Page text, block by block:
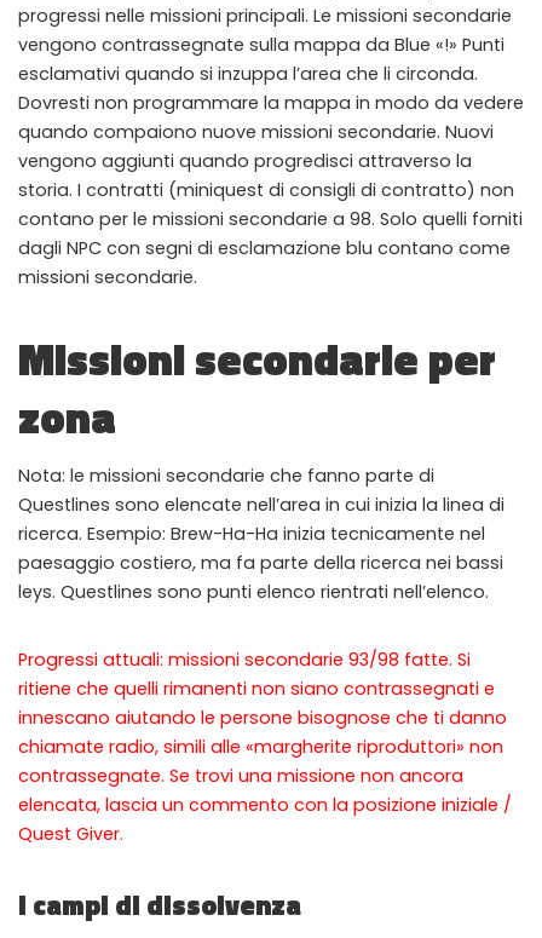
💎100% FREE to join
⚡Tricks BEFORE website
Get exclusive codes and strategies before anyone else
🎁Limited-time game codes
Temporary download keys — grab them fast, they expire
Global contests to win full Steam games & gift cards
No promotions, no junk — just pure gaming content
📲Instant Telegram Delivery
Everything arrives directly — faster than websites or email
🔒 Members-Only Content
Exclusive guides & secrets never published anywhere else
progressi nelle missioni principali. Le missioni secondarie
vengono contrassegnate sulla mappa da Blue «!» Punti
esclamativi quando si inzuppa l’area che li circonda.
Dovresti non programmare la mappa in modo da vedere
quando compaiono nuove missioni secondarie. Nuovi
vengono aggiunti quando progredisci attraverso la
storia. I contratti (miniquest di consigli di contratto) non
contano per le missioni secondarie a 98. Solo quelli forniti
dagli NPC con segni di esclamazione blu contano come
missioni secondarie.
Missioni secondarie per
zona
Nota: le missioni secondarie che fanno parte di
Questlines sono elencate nell’area in cui inizia la linea di
ricerca. Esempio: Brew-Ha-Ha inizia tecnicamente nel
paesaggio costiero, ma fa parte della ricerca nei bassi
leys. Questlines sono punti elenco rientrati nell’elenco.
Progressi attuali: missioni secondarie 93/98 fatte. Si
ritiene che quelli rimanenti non siano contrassegnati e
innescano aiutando le persone bisognose che ti danno
chiamate radio, simili alle «margherite riproduttori» non
contrassegnate. Se trovi una missione non ancora
elencata, lascia un commento con la posizione iniziale /
Quest Giver.
I campi di dissolvenza